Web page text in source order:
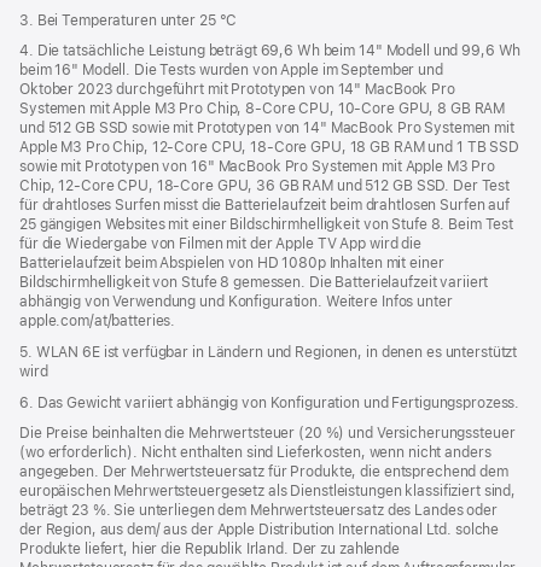
3. Bei Temperaturen unter 25 °C
4. Die tatsächliche Leistung beträgt 69,6 Wh beim 14" Modell und 99,6 Wh
beim 16" Modell. Die Tests wurden von Apple im September und
Oktober 2023 durchgeführt mit Prototypen von 14" MacBook Pro
Systemen mit Apple M3 Pro Chip, 8‑Core CPU, 10‑Core GPU, 8 GB RAM
und 512 GB SSD sowie mit Prototypen von 14" MacBook Pro Systemen mit
Apple M3 Pro Chip, 12‑Core CPU, 18‑Core GPU, 18 GB RAM und 1 TB SSD
sowie mit Prototypen von 16" MacBook Pro Systemen mit Apple M3 Pro
Chip, 12‑Core CPU, 18‑Core GPU, 36 GB RAM und 512 GB SSD. Der Test
für drahtloses Surfen misst die Batterielaufzeit beim drahtlosen Surfen auf
25 gängigen Websites mit einer Bildschirmhelligkeit von Stufe 8. Beim Test
für die Wiedergabe von Filmen mit der Apple TV App wird die
Batterielaufzeit beim Abspielen von HD 1080p Inhalten mit einer
Bildschirmhelligkeit von Stufe 8 gemessen. Die Batterielaufzeit variiert
abhängig von Verwendung und Konfiguration. Weitere Infos unter
apple.com/at/batteries.
5. WLAN 6E ist verfügbar in Ländern und Regionen, in denen es unterstützt
wird
6. Das Gewicht variiert abhängig von Konfiguration und Fertigungsprozess.
Die Preise beinhalten die Mehrwertsteuer (20 %) und Versicherungssteuer
(wo erforderlich). Nicht enthalten sind Lieferkosten, wenn nicht anders
angegeben. Der Mehrwertsteuersatz für Produkte, die entsprechend dem
europäischen Mehrwertsteuergesetz als Dienstleistungen klassifiziert sind,
beträgt 23 %. Sie unterliegen dem Mehrwertsteuersatz des Landes oder
der Region, aus dem/ aus der Apple Distribution International Ltd. solche
Produkte liefert, hier die Republik Irland. Der zu zahlende